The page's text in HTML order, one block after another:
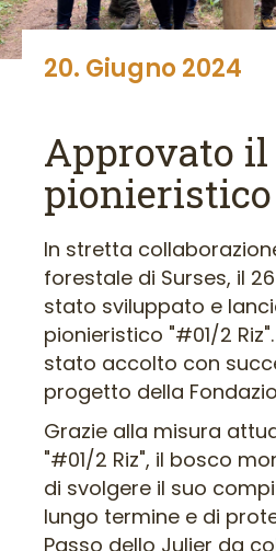
20. Giugno2024
Approvato
pionieristico
In stretta
forestale di Surses, il
stato sviluppato e
pionieristico "#01/2
stato accolto con
progetto della
Grazie alla misura
"#01/2 Riz", il bosco
di svolgere il suo
lungo termine e di
Passo dello Julier da